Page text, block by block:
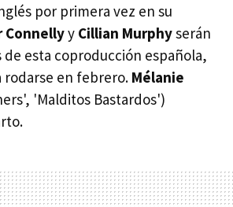
por primera vez en su
y Cillian Murphyserán
de esta coproducción española,
rodarse en febrero. Mélanie
'Malditos Bastardos')